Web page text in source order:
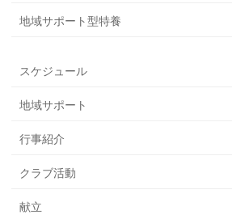
地域サポート型特養
スケジュール
地域サポート
行事紹介
クラブ活動
献立